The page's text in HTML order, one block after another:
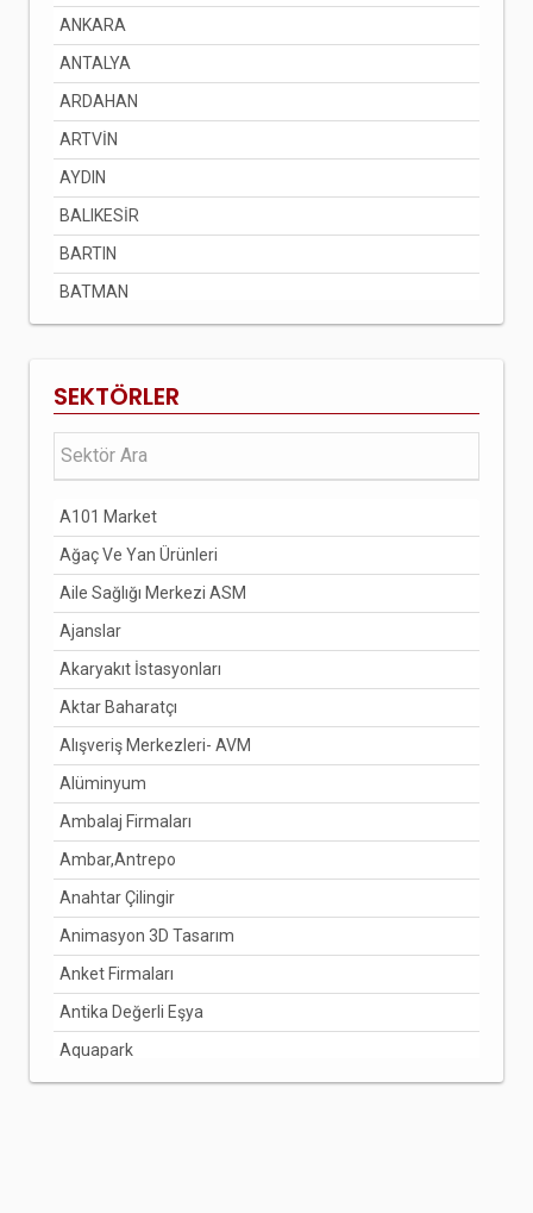
ANKARA
ANTALYA
ARDAHAN
ARTVİN
AYDIN
BALIKESİR
BARTIN
BATMAN
BAYBURT
BİNGÖL
BİTLİS
BOLU
BURDUR
BURSA
ÇANAKKALE
ÇANKIRI
ÇORUM
DENİZLİ
DİYARBAKIR
DÜZCE
EDİRNE
ELAZIĞ
ERZİNCAN
ERZURUM
ESKİŞEHİR
GAZİANTEP
GİRESUN
SEKTÖRLER
A101 Market
Ağaç Ve Yan Ürünleri
Aile Sağlığı Merkezi ASM
Ajanslar
Akaryakıt İstasyonları
Aktar Baharatçı
Alışveriş Merkezleri- AVM
Alüminyum
Ambalaj Firmaları
Ambar,Antrepo
Anahtar Çilingir
Animasyon 3D Tasarım
Anket Firmaları
Antika Değerli Eşya
Aquapark
Arabuluculuk Hizmetleri